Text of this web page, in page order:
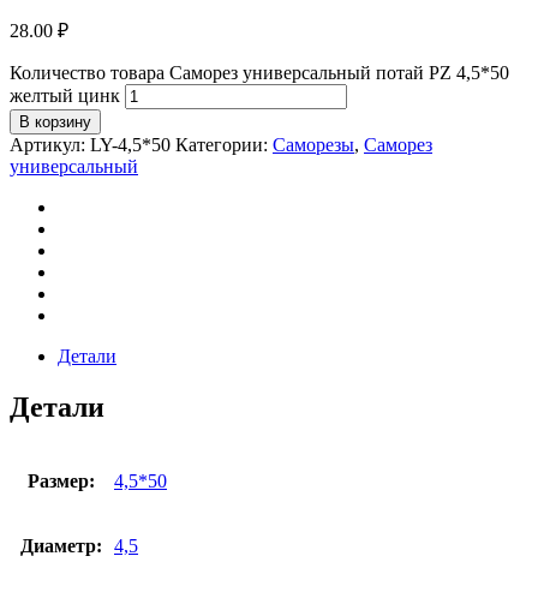
28.00 ₽
Количество товара Саморез универсальный потай PZ 4,5*50
желтый цинк
В корзину
Артикул: LY-4,5*50 Категории: Саморезы, Саморез
универсальный
Детали
Детали
Размер: 4,5*50
Диаметр: 4,5